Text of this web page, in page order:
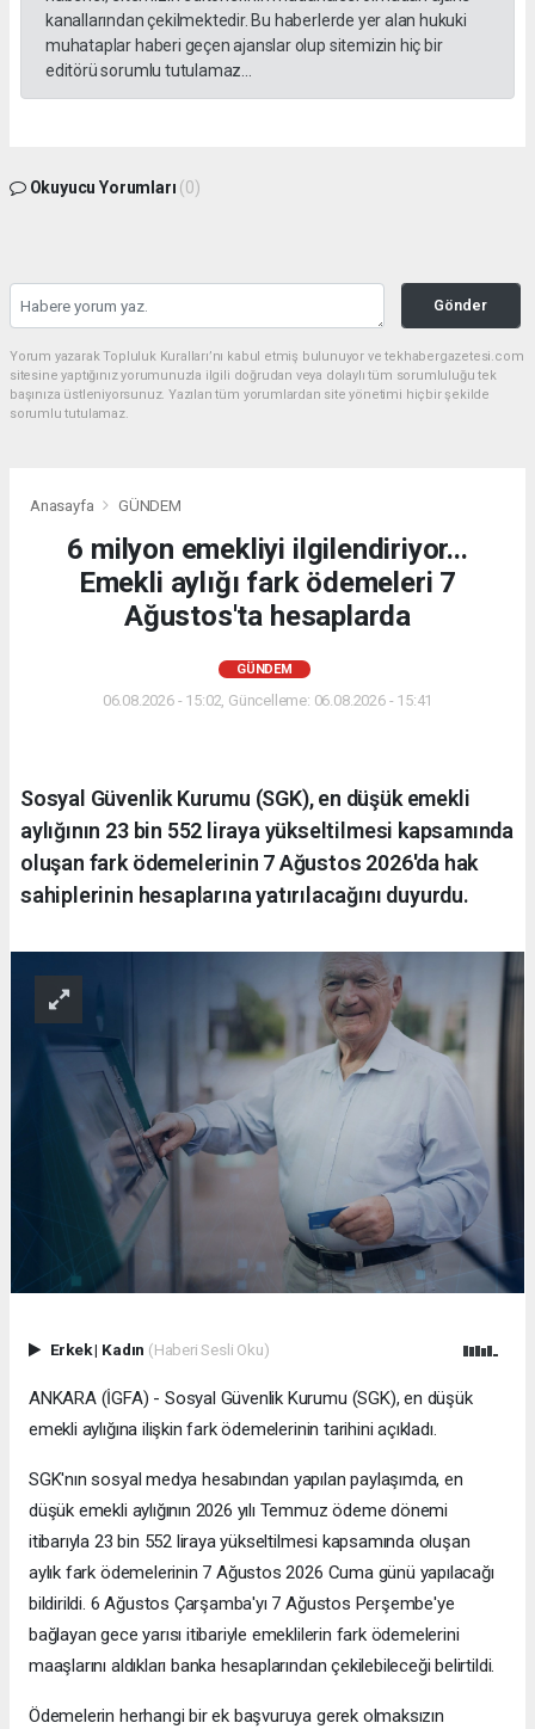
kanallarından çekilmektedir. Bu haberlerde yer alan hukuki
muhataplar haberi geçen ajanslar olup sitemizin hiç bir
editörü sorumlu tutulamaz...
Okuyucu Yorumları (0)
Gönder
Yorum yazarak Topluluk Kuralları’nı kabul etmiş bulunuyor ve tekhabergazetesi.com
sitesine yaptığınız yorumunuzla ilgili doğrudan veya dolaylı tüm sorumluluğu tek
başınıza üstleniyorsunuz. Yazılan tüm yorumlardan site yönetimi hiçbir şekilde
sorumlu tutulamaz.
Anasayfa GÜNDEM
6 milyon emekliyi ilgilendiriyor...
Emekli aylığı fark ödemeleri 7
Ağustos'ta hesaplarda
GÜNDEM
06.08.2026 - 15:02, Güncelleme: 06.08.2026 - 15:41
Sosyal Güvenlik Kurumu (SGK), en düşük emekli
aylığının 23 bin 552 liraya yükseltilmesi kapsamında
oluşan fark ödemelerinin 7 Ağustos 2026'da hak
sahiplerinin hesaplarına yatırılacağını duyurdu.
Erkek| Kadın (Haberi Sesli Oku)
ANKARA (İGFA) - Sosyal Güvenlik Kurumu (SGK), en düşük
emekli aylığına ilişkin fark ödemelerinin tarihini açıkladı.
SGK'nın sosyal medya hesabından yapılan paylaşımda, en
düşük emekli aylığının 2026 yılı Temmuz ödeme dönemi
itibarıyla 23 bin 552 liraya yükseltilmesi kapsamında oluşan
aylık fark ödemelerinin 7 Ağustos 2026 Cuma günü yapılacağı
bildirildi. 6 Ağustos Çarşamba'yı 7 Ağustos Perşembe'ye
bağlayan gece yarısı itibariyle emeklilerin fark ödemelerini
maaşlarını aldıkları banka hesaplarından çekilebileceği belirtildi.
Ödemelerin herhangi bir ek başvuruya gerek olmaksızın